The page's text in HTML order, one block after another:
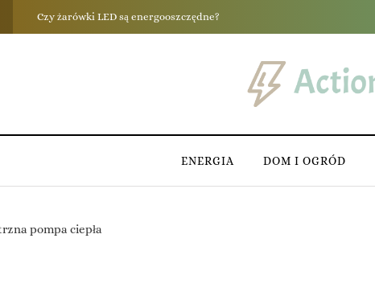
Powietrzna pompa ciepła
ENERGIA DOM I OGRÓD
pompa ciepła